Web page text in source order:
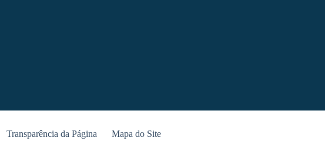
Transparência da Página Mapa do Site